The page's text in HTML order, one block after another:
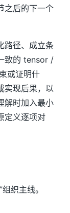
之后的下一个
路径、成立条
致的 tensor /
或证明什
实现后果，以
解时加入最小
定义逐项对
织主线。